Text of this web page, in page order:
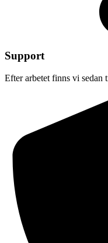
Support
Efter arbetet finns vi sedan